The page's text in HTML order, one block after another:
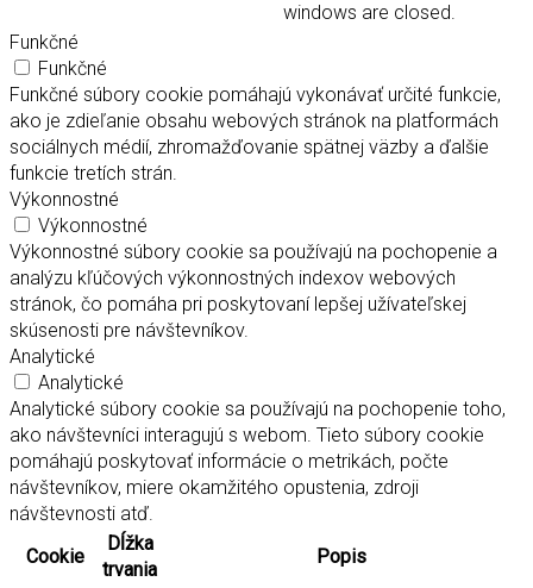
windows are closed.
Funkčné
Funkčné
Funkčné súbory cookie pomáhajú vykonávať určité funkcie,
ako je zdieľanie obsahu webových stránok na platformách
sociálnych médií, zhromažďovanie spätnej väzby a ďalšie
funkcie tretích strán.
Výkonnostné
Výkonnostné
Výkonnostné súbory cookie sa používajú na pochopenie a
analýzu kľúčových výkonnostných indexov webových
stránok, čo pomáha pri poskytovaní lepšej užívateľskej
skúsenosti pre návštevníkov.
Analytické
Analytické
Analytické súbory cookie sa používajú na pochopenie toho,
ako návštevníci interagujú s webom. Tieto súbory cookie
pomáhajú poskytovať informácie o metrikách, počte
návštevníkov, miere okamžitého opustenia, zdroji
návštevnosti atď.
Cookie
Dĺžka
trvania
Popis